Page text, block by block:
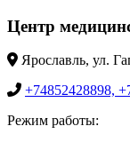
Центр
Ярославль, ул.
+74852428898,
Режим работы: